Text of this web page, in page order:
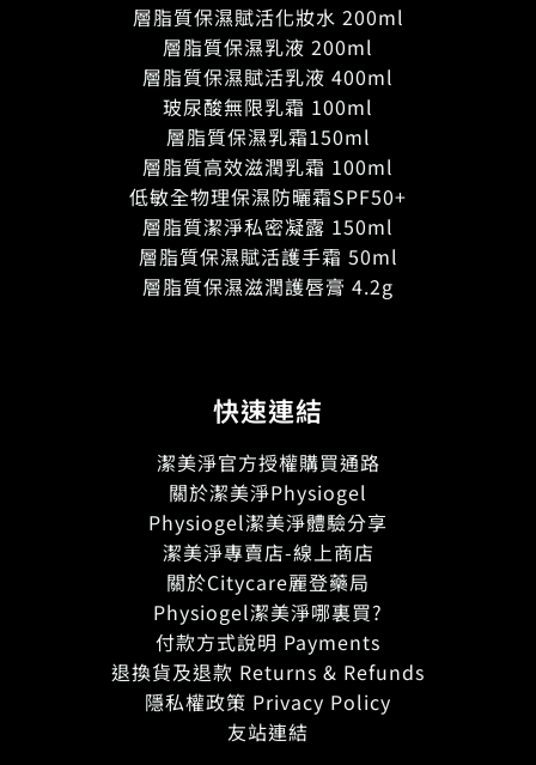
層脂質保濕賦活化妝水 200ml
層脂質保濕乳液 200ml
層脂質保濕賦活乳液 400ml
玻尿酸無限乳霜 100ml
層脂質保濕乳霜150ml
層脂質高效滋潤乳霜 100ml
低敏全物理保濕防曬霜SPF50+
層脂質潔淨私密凝露 150ml
層脂質保濕賦活護手霜 50ml
層脂質保濕滋潤護唇膏 4.2g
快速連結
潔美淨官方授權購買通路
關於潔美淨Physiogel
Physiogel潔美淨體驗分享
潔美淨專賣店-線上商店
關於Citycare麗登藥局
Physiogel潔美淨哪裏買?
付款方式說明 Payments
退換貨及退款 Returns & Refunds
隱私權政策 Privacy Policy
友站連結